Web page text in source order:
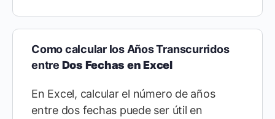
Como calcular los Años Transcurridos
entre Dos Fechas en Excel
En Excel, calcular el número de años
entre dos fechas puede ser útil en